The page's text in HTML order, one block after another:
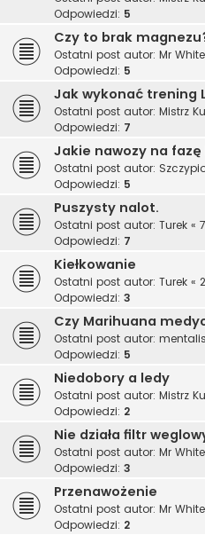
Odpowiedzi: 5
Czy to brak
Ostatni post autor: Mr White
Odpowiedzi: 5
Jak wykonać trening
Ostatni post autor: Mistrz
Odpowiedzi: 7
Jakie nawozy na
Ostatni post autor:
Odpowiedzi: 5
Puszysty nalot.
Ostatni post autor: Turek «
Odpowiedzi: 7
Kiełkowanie
Ostatni post autor: Turek «
Odpowiedzi: 3
Czy Marihuana
Ostatni post autor:
Odpowiedzi: 5
Niedobory a ledy
Ostatni post autor: Mistrz
Odpowiedzi: 2
Nie działa filtr
Ostatni post autor: Mr White
Odpowiedzi: 3
Przenawożenie
Ostatni post autor: Mr White
Odpowiedzi: 2